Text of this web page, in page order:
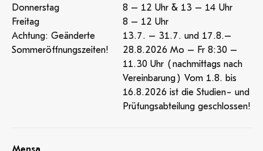
Donnerstag
8 – 12 Uhr & 13 – 14 Uhr
Freitag
8 – 12 Uhr
Achtung: Geänderte
Sommeröffnungszeiten!
13.7. – 31.7. und 17.8.–
28.8.2026 Mo – Fr 8:30 –
11.30 Uhr (nachmittags nach
Vereinbarung) Vom 1.8. bis
16.8.2026 ist die Studien- und
Prüfungsabteilung geschlossen!